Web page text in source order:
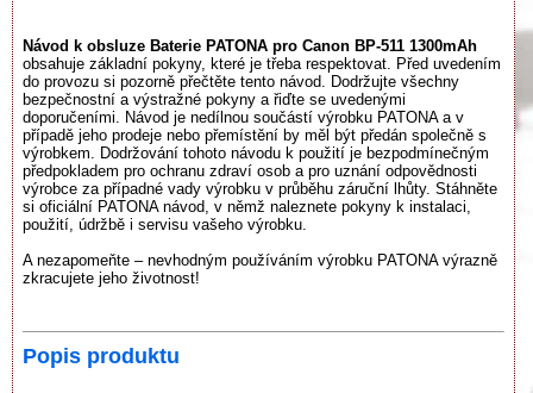
Návod k obsluze Baterie PATONA pro Canon BP-511 1300mAh
obsahuje základní pokyny, které je třeba respektovat. Před uvedením
do provozu si pozorně přečtěte tento návod. Dodržujte všechny
bezpečnostní a výstražné pokyny a řiďte se uvedenými
doporučeními. Návod je nedílnou součástí výrobku PATONA a v
případě jeho prodeje nebo přemístění by měl být předán společně s
výrobkem. Dodržování tohoto návodu k použití je bezpodmínečným
předpokladem pro ochranu zdraví osob a pro uznání odpovědnosti
výrobce za případné vady výrobku v průběhu záruční lhůty. Stáhněte
si oficiální PATONA návod, v němž naleznete pokyny k instalaci,
použití, údržbě i servisu vašeho výrobku.
A nezapomeňte – nevhodným používáním výrobku PATONA výrazně
zkracujete jeho životnost!
Popis produktu